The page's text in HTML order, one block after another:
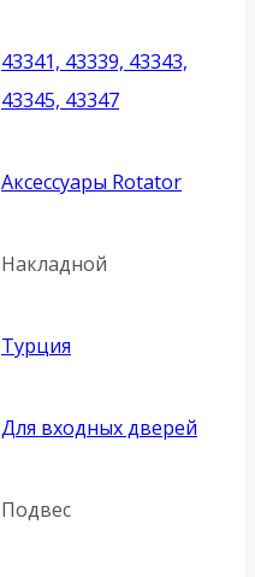
43341, 43339, 43343,
43345, 43347
Аксессуары Rotator
Накладной
Турция
Для входных дверей
Подвес